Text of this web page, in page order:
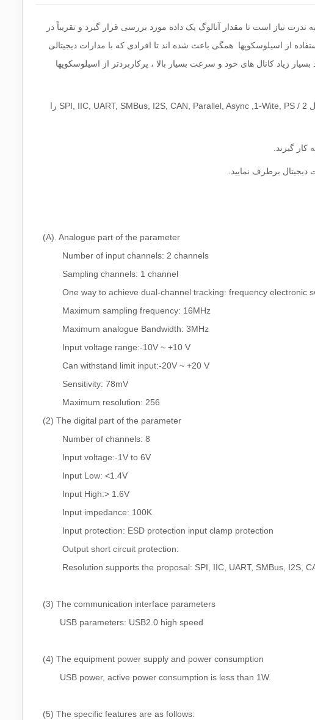
بسیار زیاد به ندرت 4 کاناله می باشند. در مدارات دیجیتال به ندرت نیاز است تا مقدار آنالوگ یک داده مورد بررسی قرار گیرد و تقریباً در
از اسیلوسکوپها همگی باعث شده اند تا افرادی که با مدارات دیجیتالی
بسیار زیاد کانال های خود و سرعت بسیار بالا ، پرکاربردتر از اسیلوسکوپها
SPI, IIC, UART, SMBus, I2S, CAN, Parallel, Async ,1-Wite, PS / 2 را
دیجیتال برطرف نمایید.
(A). Analogue part of the parameter
Number of input channels: 2 channels
Sampling channels: 1 channel
One way to achieve dual-channel tracking: frequency electronic
Maximum sampling frequency: 16MHz
Maximum analogue Bandwidth: 3MHz
Input voltage range:-10V ~ +10 V
Can withstand limit input:-20V ~ +20 V
Sensitivity: 78mV
Maximum resolution: 256
(2) The digital part of the parameter
Number of channels: 8
Input voltage:-1V to 6V
Input Low: <1.4V
Input High:> 1.6V
Input impedance: 100K
Input protection: ESD protection input clamp protection
Output short circuit protection:
Resolution supports the proposal: SPI, IIC, UART, SMBus, I2S,
(3) The communication interface parameters
USB parameters: USB2.0 high speed
(4) The equipment power supply and power consumption
USB power, active power consumption is less than 1W.
(5) The specific features are as follows: